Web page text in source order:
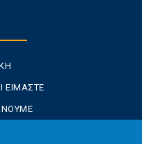
ΕΙΜΑΣΤΕ